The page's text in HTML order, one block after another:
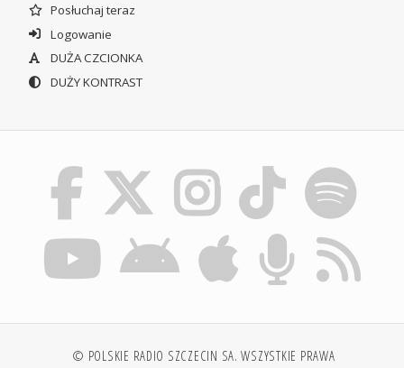
Posłuchaj teraz
Logowanie
DUŻA CZCIONKA
DUŻY KONTRAST
© POLSKIE RADIO SZCZECIN SA. WSZYSTKIE PRAWA